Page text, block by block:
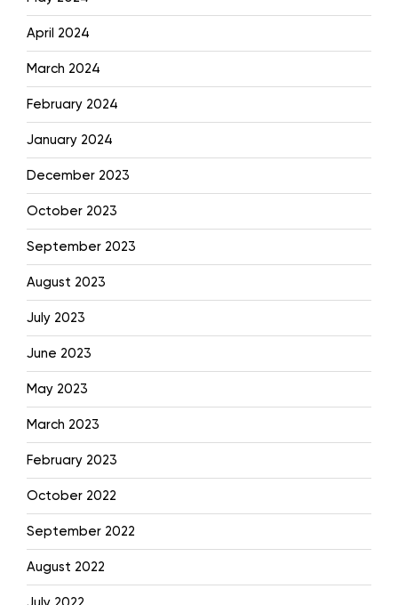
April 2024
March 2024
February 2024
January 2024
December 2023
October 2023
September 2023
August 2023
July 2023
June 2023
May 2023
March 2023
February 2023
October 2022
September 2022
August 2022